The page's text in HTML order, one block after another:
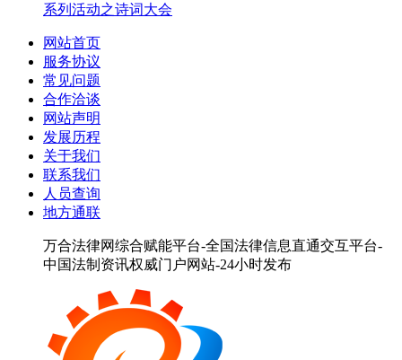
系列活动之诗词大会
网站首页
服务协议
常见问题
合作洽谈
网站声明
发展历程
关于我们
联系我们
人员查询
地方通联
万合法律网综合赋能平台-全国法律信息直通交互平台-
中国法制资讯权威门户网站-24小时发布